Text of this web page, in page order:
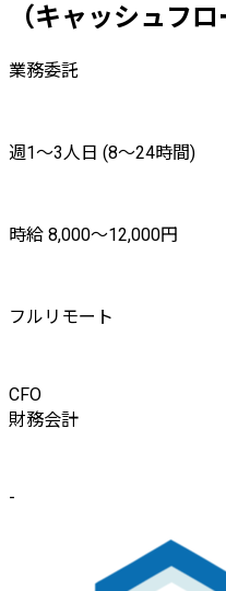
（キャッシュフ
業務委託
週1〜3人日 (8〜24時間)
時給 8,000〜12,000円
フルリモート
CFO
財務会計
-